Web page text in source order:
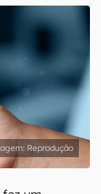
Reprodução